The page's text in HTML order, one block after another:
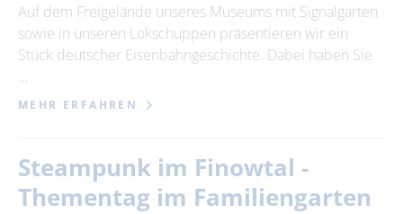
Auf dem Freigelände unseres Museums mit Signalgarten
sowie in unseren Lokschuppen präsentieren wir ein
Stück deutscher Eisenbahngeschichte. Dabei haben Sie
…
MEHR ERFAHREN
Steampunk im Finowtal -
Thementag im Familiengarten